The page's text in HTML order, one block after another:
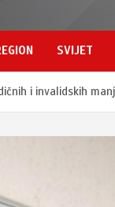
SVIJET
i invalidskih